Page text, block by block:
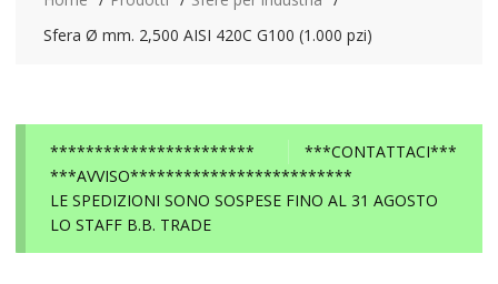
Sfera Ø mm. 2,500 AISI 420C G100 (1.000 pzi)
***CONTATTACI***
***********************
***AVVISO*************************
LE SPEDIZIONI SONO SOSPESE FINO AL 31 AGOSTO
LO STAFF B.B. TRADE